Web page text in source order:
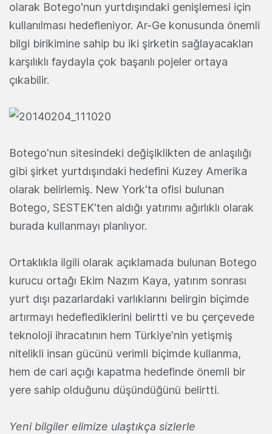
olarak Botego'nun yurtdışındaki genişlemesi için
kullanılması hedefleniyor. Ar-Ge konusunda önemli
bilgi birikimine sahip bu iki şirketin sağlayacakları
karşılıklı faydayla çok başarılı pojeler ortaya
çıkabilir.
Botego'nun sitesindeki değişiklikten de anlaşılığı
gibi şirket yurtdışındaki hedefini Kuzey Amerika
olarak belirlemiş. New York'ta ofisi bulunan
Botego, SESTEK'ten aldığı yatırımı ağırlıklı olarak
burada kullanmayı planlıyor.
Ortaklıkla ilgili olarak açıklamada bulunan Botego
kurucu ortağı Ekim Nazım Kaya, yatırım sonrası
yurt dışı pazarlardaki varlıklarını belirgin biçimde
artırmayı hedeflediklerini belirtti ve bu çerçevede
teknoloji ihracatının hem Türkiye'nin yetişmiş
nitelikli insan gücünü verimli biçimde kullanma,
hem de cari açığı kapatma hedefinde önemli bir
yere sahip olduğunu düşündüğünü belirtti.
Yeni bilgiler elimize ulaştıkça sizlerle